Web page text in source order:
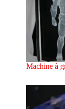
Machine à